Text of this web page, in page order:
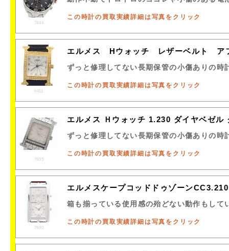
7844
この時計の買取実績詳細は写真をクリック
6411
エルメス Hウォッチ レザーベルト
ずっと修理してない長期保管の小傷ありの時
この時計の買取実績詳細は写真をクリック
7855
エルメス Ｈウォッチ 1.230 ダイヤベゼル
ずっと修理してない長期保管の小傷ありの時
この時計の買取実績詳細は写真をクリック
7600
エルメスケープコッドドゥゾーン
箱も揃っている使用感の殆どない動作もして
この時計の買取実績詳細は写真をクリック